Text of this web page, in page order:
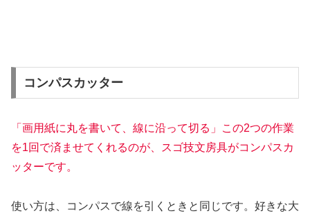
コンパスカッター
「画用紙に丸を書いて、線に沿って切る」この2つの作業
を1回で済ませてくれるのが、スゴ技文房具がコンパスカ
ッターです。
使い方は、コンパスで線を引くときと同じです。好きな大